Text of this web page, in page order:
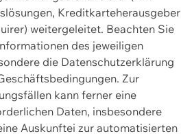
Kreditkarteherausgeber
weitergeleitet. Beachten Sie
des jeweiligen
die Datenschutzerklärung
Zur
kann ferner eine
Daten, insbesondere
Auskunftei zur automatisierten